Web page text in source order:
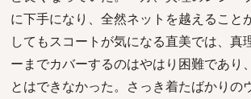
に下手になり、全然ネットを越えること
してもスコートが気になる直美では、真
ーまでカバーするのはやはり困難であり
とはできなかった。さっき着たばかりの